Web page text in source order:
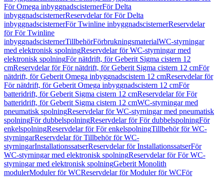
För Omega inbyggnadscisternerFör Delta
inbyggnadscisternerReservdelar för För Delta
inbyggnadscisternerFör Twinline inbyggnadscisternerReservdelar
för För Twinline
inbyggnadscisternerTillbehörFörbrukningsmaterialWC-styrningar
med elektronisk spolningReservdelar för WC-styrningar med
elektronisk spolningFör nätdrift, för Geberit Sigma cistern 12
cmReservdelar för För nätdrift, för Geberit Sigma cistern 12 cmFör
nätdrift, för Geberit Omega inbyggnadscistern 12 cmReservdelar för
För nätdrift, för Geberit Omega inbyggnadscistern 12 cmFör
batteridrift, för Geberit Sigma cistern 12 cmReservdelar för För
batteridrift, för Geberit Sigma cistern 12 cmWC-styrningar med
pneumatisk spolningReservdelar för WC-styrningar med pneumatisk
spolningFör dubbelspolningReservdelar för För dubbelspolningFör
enkelspolningReservdelar för För enkelspolningTillbehör för WC-
styrningarReservdelar för Tillbehör för WC-
styrningarInstallationssatserReservdelar för InstallationssatserFör
WC-styrningar med elektronisk spolningReservdelar för För WC-
styrningar med elektronisk spolningGeberit Monolith
modulerModuler för WCReservdelar för Moduler för WCFör